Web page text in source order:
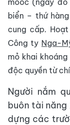
moóc (ngày
biển – thứ
cung cấp.
Công ty Nga-
mỏ khai
độc quyền từ
Người nắm
buôn tài năng
dựng các